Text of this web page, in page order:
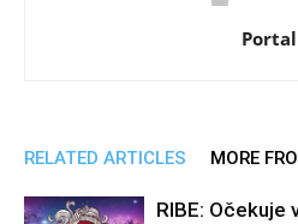
Portal
RELATED ARTICLES MORE
RIBE: Očekuje